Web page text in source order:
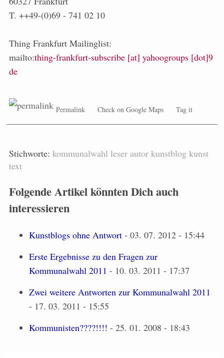
T. ++49-(0)69 - 741 02 10
Thing Frankfurt Mailinglist:
mailto:thing-frankfurt-subscribe [at] yahoogroups [dot]9
de
Permalink Check on Google Maps Tag it
Stichworte: kommunalwahl leser autor kunstblog kunst
text
Folgende Artikel könnten Dich auch
interessieren
Kunstblogs ohne Antwort - 03. 07. 2012 - 15:44
Erste Ergebnisse zu den Fragen zur
Kommunalwahl 2011 - 10. 03. 2011 - 17:37
Zwei weitere Antworten zur Kommunalwahl 2011
- 17. 03. 2011 - 15:55
Kommunisten????!!!! - 25. 01. 2008 - 18:43